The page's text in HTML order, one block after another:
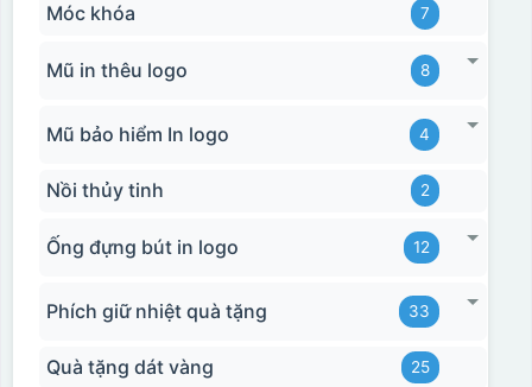
Móc khóa 7
Mũ in thêu logo 8
Mũ bảo hiểm In logo 4
Nồi thủy tinh 2
Ống đựng bút in logo 12
Phích giữ nhiệt quà tặng 33
Quà tặng dát vàng 25